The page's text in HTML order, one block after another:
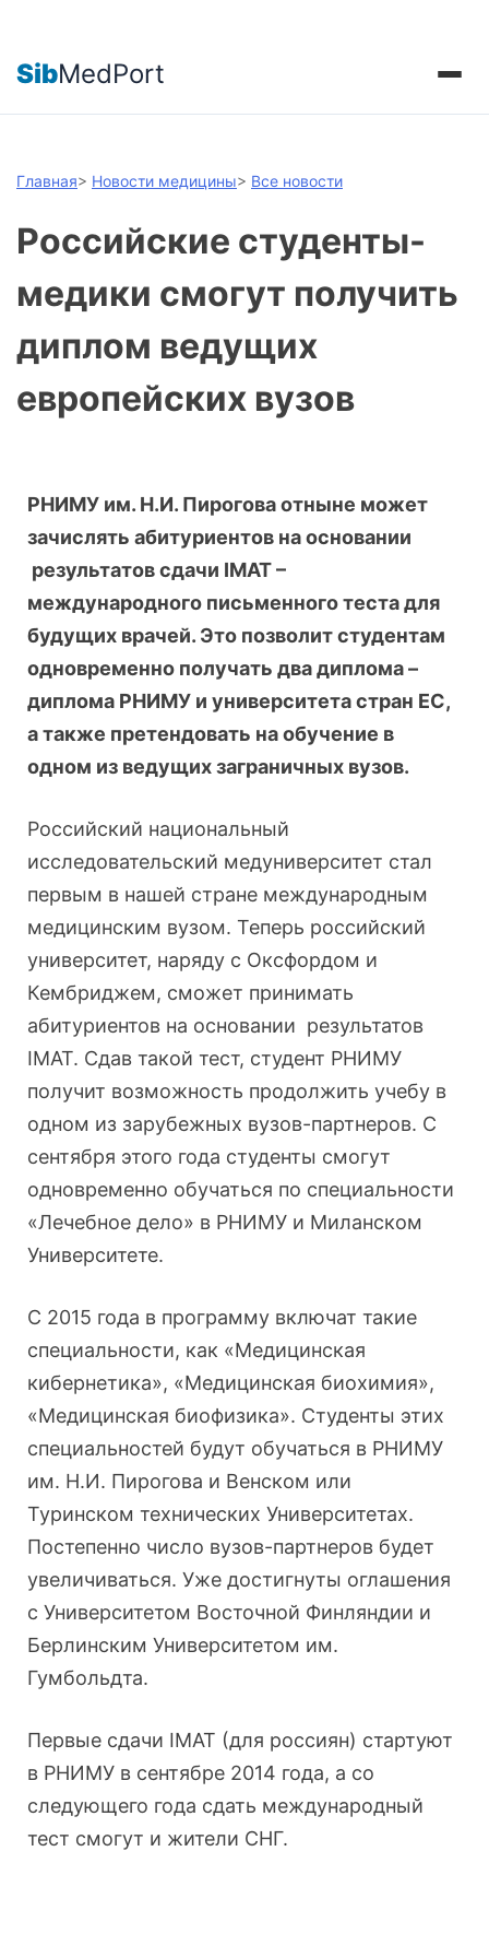
SibMedPort
Главная> Новости медицины> Все новости
Российские студенты-
медики смогут получить
диплом ведущих
европейских вузов
РНИМУ им. Н.И. Пирогова отныне может
зачислять абитуриентов на основании
результатов сдачи IMAT –
международного письменного теста для
будущих врачей. Это позволит студентам
одновременно получать два диплома –
диплома РНИМУ и университета стран ЕС,
а также претендовать на обучение в
одном из ведущих заграничных вузов.
Российский национальный
исследовательский медуниверситет стал
первым в нашей стране международным
медицинским вузом. Теперь российский
университет, наряду с Оксфордом и
Кембриджем, сможет принимать
абитуриентов на основании результатов
IMAT. Сдав такой тест, студент РНИМУ
получит возможность продолжить учебу в
одном из зарубежных вузов-партнеров. С
сентября этого года студенты смогут
одновременно обучаться по специальности
«Лечебное дело» в РНИМУ и Миланском
Университете.
С 2015 года в программу включат такие
специальности, как «Медицинская
кибернетика», «Медицинская биохимия»,
«Медицинская биофизика». Студенты этих
специальностей будут обучаться в РНИМУ
им. Н.И. Пирогова и Венском или
Туринском технических Университетах.
Постепенно число вузов-партнеров будет
увеличиваться. Уже достигнуты оглашения
с Университетом Восточной Финляндии и
Берлинским Университетом им.
Гумбольдта.
Первые сдачи IMAT (для россиян) стартуют
в РНИМУ в сентябре 2014 года, а со
следующего года сдать международный
тест смогут и жители СНГ.